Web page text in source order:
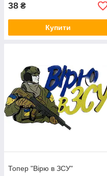
38 ₴
Купити
Топер "Вірю в ЗСУ"